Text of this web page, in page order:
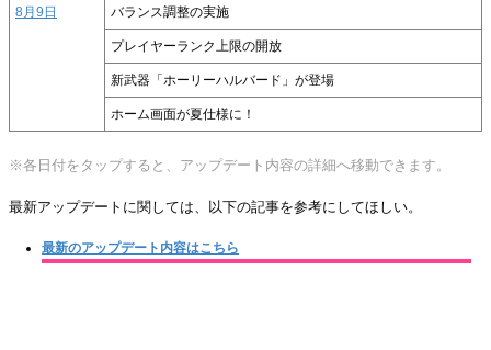
8月9日 バランス調整の実施
プレイヤーランク上限の開放
新武器「ホーリーハルバード」が登場
ホーム画面が夏仕様に！
※各日付をタップすると、アップデート内容の詳細へ移動できます。
最新アップデートに関しては、以下の記事を参考にしてほしい。
最新のアップデート内容はこちら